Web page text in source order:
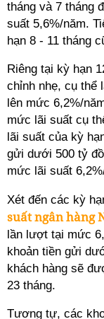
tháng và 7 tháng
suất 5,6%/năm.
hạn 8 - 11 tháng
Riêng tại kỳ hạn
chỉnh nhẹ, cụ thể
lên mức 6,2%/
mức lãi suất cụ
lãi suất của kỳ
gửi dưới 500 tỷ
mức lãi suất
Xét đến các kỳ
suất ngân hàng
lần lượt tại mức
khoản tiền gửi
khách hàng sẽ
23 tháng.
Tương tự, các